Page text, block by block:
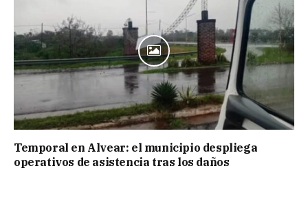
Temporal en Alvear: el municipio despliega
operativos de asistencia tras los daños